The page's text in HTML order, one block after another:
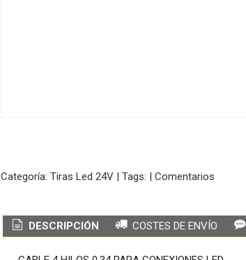
Categoría: Tiras Led 24V| Tags: | Comentarios
DESCRIPCIÓN COSTES DE ENVÍO